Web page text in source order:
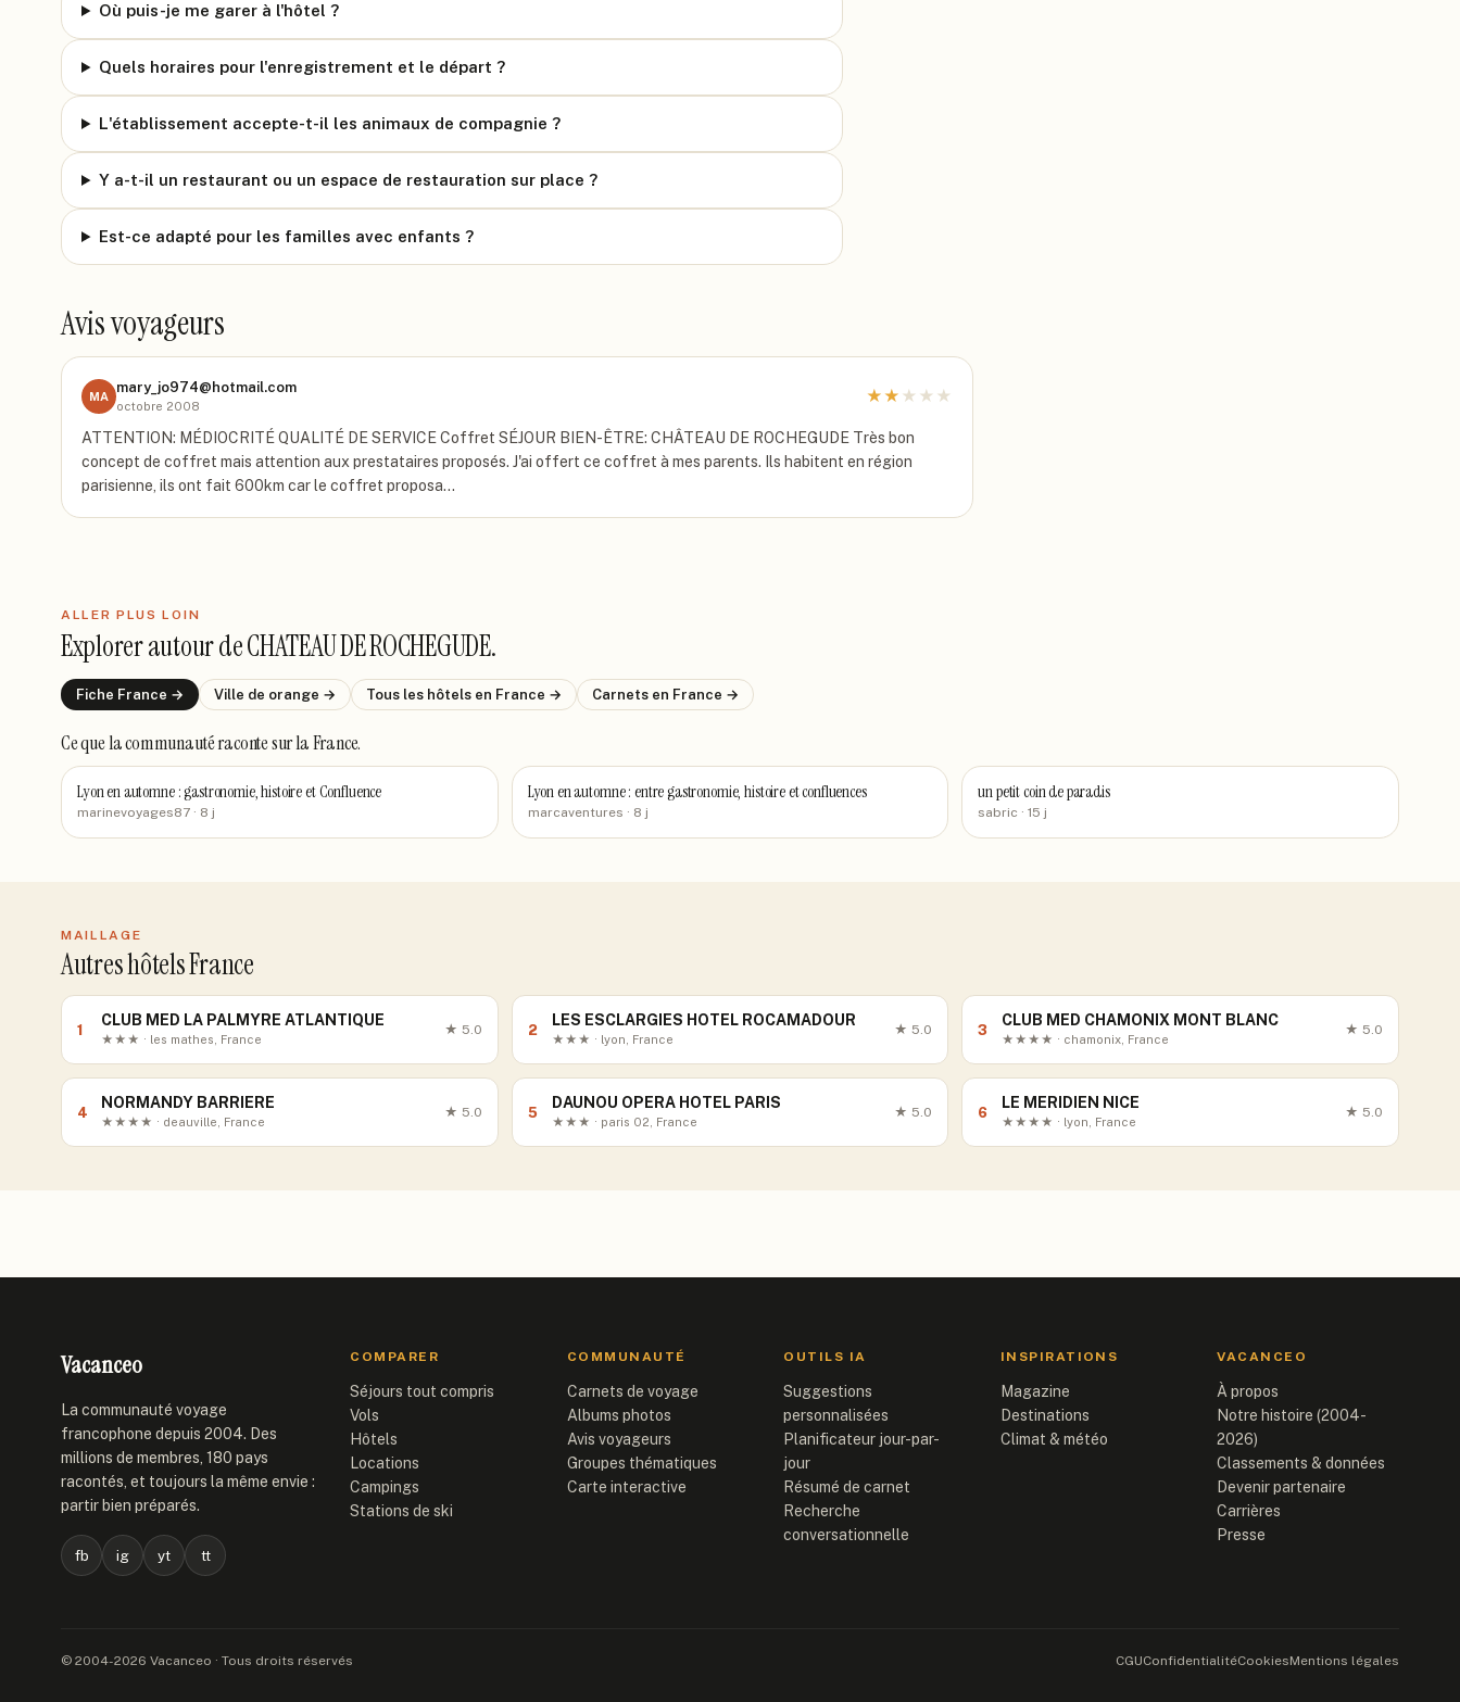
Où puis-je me garer à l'hôtel ?
Quels horaires pour l'enregistrement et le départ ?
L'établissement accepte-t-il les animaux de compagnie ?
Y a-t-il un restaurant ou un espace de restauration sur place ?
Est-ce adapté pour les familles avec enfants ?
Avis voyageurs
MA
mary_jo974@hotmail.com
octobre 2008
★★ ★ ★ ★
ATTENTION: MÉDIOCRITÉ QUALITÉ DE SERVICE Coffret SÉJOUR BIEN-ÊTRE: CHÂTEAU DE ROCHEGUDE Très bon
concept de coffret mais attention aux prestataires proposés. J'ai offert ce coffret à mes parents. Ils habitent en région
parisienne, ils ont fait 600km car le coffret proposa…
ALLER PLUS LOIN
Explorer autour deCHATEAU DE ROCHEGUDE.
Fiche France → Ville de orange → Tous les hôtels en France → Carnets en France →
Ce que la communauté racontesur la France.
Lyon en automne : gastronomie, histoire et Confluence
marinevoyages87 · 8 j
Lyon en automne : entre gastronomie, histoire et confluences
marcaventures · 8 j
un petit coin de paradis
sabric · 15 j
MAILLAGE
Autres hôtels France
1
CLUB MED LA PALMYRE ATLANTIQUE
★★★ · les mathes, France
★ 5.0 2
LES ESCLARGIES HOTEL ROCAMADOUR
★★★ · lyon, France
★ 5.0 3
CLUB MED CHAMONIX MONT BLANC
★★★★ · chamonix, France
★ 5.0
4
NORMANDY BARRIERE
★★★★ · deauville, France
★ 5.0 5
DAUNOU OPERA HOTEL PARIS
★★★ · paris 02, France
★ 5.0 6
LE MERIDIEN NICE
★★★★ · lyon, France
★ 5.0
Vacanceo
La communauté voyage
francophone depuis 2004. Des
millions de membres, 180 pays
racontés, et toujours la même envie :
partir bien préparés.
fb ig yt tt
COMPARER
Séjours tout compris
Vols
Hôtels
Locations
Campings
Stations de ski
COMMUNAUTÉ
Carnets de voyage
Albums photos
Avis voyageurs
Groupes thématiques
Carte interactive
OUTILS IA
Suggestions
personnalisées
Planificateur jour-par-
jour
Résumé de carnet
Recherche
conversationnelle
INSPIRATIONS
Magazine
Destinations
Climat & météo
VACANCEO
À propos
Notre histoire (2004-
2026)
Classements & données
Devenir partenaire
Carrières
Presse
© 2004-2026 Vacanceo · Tous droits réservés CGUConfidentialitéCookiesMentions légales